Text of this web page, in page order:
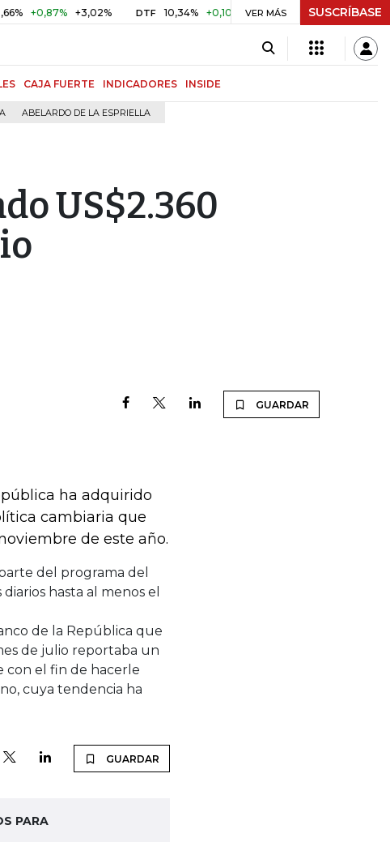
+3,02% DTF 10,34% +0,10% +0,98% UVR $ 416,96 +$ 0,05
VER MÁS SUSCRÍBASE
CAJA FUERTE INDICADORES INSIDE
ABELARDO DE LA ESPRIELLA
US$2.360
GUARDAR
ha adquirido
cambiaria que
de este año.
del programa del
hasta al menos el
de la República que
de julio reportaba un
con el fin de hacerle
cuya tendencia ha
GUARDAR
PARA